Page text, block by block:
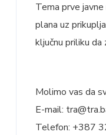
Tema prve
plana uz
ključnu priliku da
Molimo vas da
E-mail:
Telefon: +387